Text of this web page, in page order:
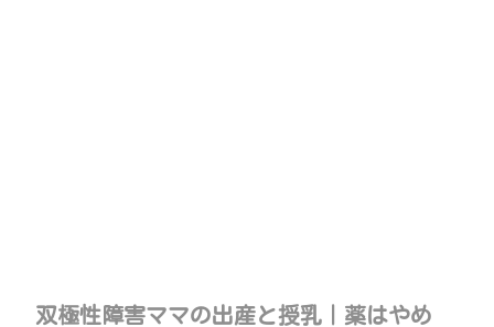
双極性障害ママの出産と授乳｜薬はやめ